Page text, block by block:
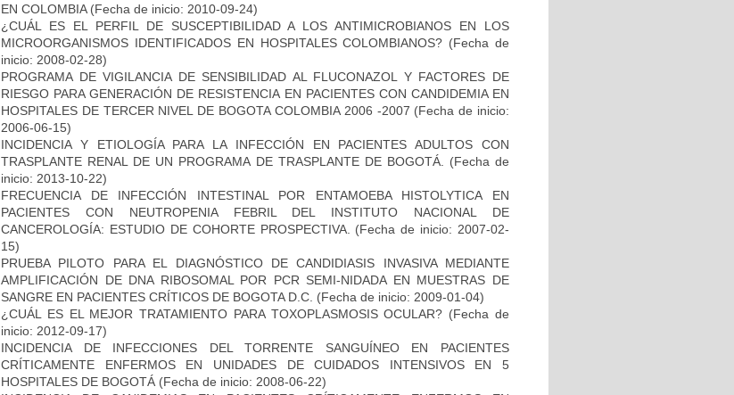
EN COLOMBIA (Fecha de inicio: 2010-09-24)
¿CUÁL ES EL PERFIL DE SUSCEPTIBILIDAD A LOS ANTIMICROBIANOS EN LOS
MICROORGANISMOS IDENTIFICADOS EN HOSPITALES COLOMBIANOS? (Fecha de
inicio: 2008-02-28)
PROGRAMA DE VIGILANCIA DE SENSIBILIDAD AL FLUCONAZOL Y FACTORES DE
RIESGO PARA GENERACIÓN DE RESISTENCIA EN PACIENTES CON CANDIDEMIA EN
HOSPITALES DE TERCER NIVEL DE BOGOTA COLOMBIA 2006 -2007 (Fecha de inicio:
2006-06-15)
INCIDENCIA Y ETIOLOGÍA PARA LA INFECCIÓN EN PACIENTES ADULTOS CON
TRASPLANTE RENAL DE UN PROGRAMA DE TRASPLANTE DE BOGOTÁ.
(Fecha de
inicio: 2013-10-22)
FRECUENCIA DE INFECCIÓN INTESTINAL POR ENTAMOEBA HISTOLYTICA EN
PACIENTES CON NEUTROPENIA FEBRIL DEL INSTITUTO NACIONAL DE
CANCEROLOGÍA: ESTUDIO DE COHORTE PROSPECTIVA.
(Fecha de inicio: 2007-02-
15)
PRUEBA PILOTO PARA EL DIAGNÓSTICO DE CANDIDIASIS INVASIVA MEDIANTE
AMPLIFICACIÓN DE DNA RIBOSOMAL POR PCR SEMI-NIDADA EN MUESTRAS DE
SANGRE EN PACIENTES CRÍTICOS DE BOGOTA D.C. (Fecha de inicio: 2009-01-04)
¿CUÁL ES EL MEJOR TRATAMIENTO PARA TOXOPLASMOSIS OCULAR? (Fecha de
inicio: 2012-09-17)
INCIDENCIA DE INFECCIONES DEL TORRENTE SANGUÍNEO EN PACIENTES
CRÍTICAMENTE ENFERMOS EN UNIDADES DE CUIDADOS INTENSIVOS EN 5
HOSPITALES DE BOGOTÁ (Fecha de inicio: 2008-06-22)